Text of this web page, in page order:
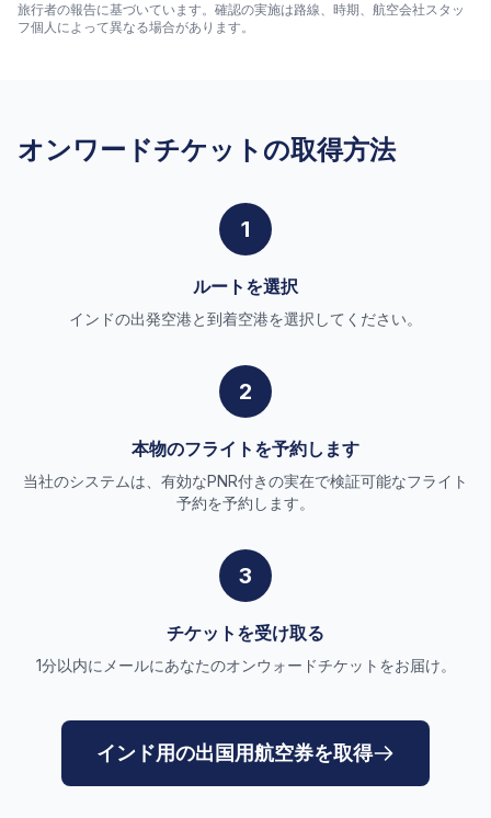
旅行者の報告に基づいています。確認の実施は路線、時期、航空会社スタッ
フ個人によって異なる場合があります。
オンワードチケットの取得方法
1
ルートを選択
インドの出発空港と到着空港を選択してください。
2
本物のフライトを予約します
当社のシステムは、有効なPNR付きの実在で検証可能なフライト
予約を予約します。
3
チケットを受け取る
1分以内にメールにあなたのオンウォードチケットをお届け。
インド用の出国用航空券を取得